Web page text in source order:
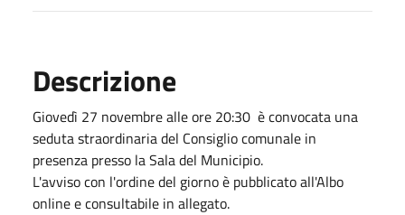
Descrizione
Giovedì 27 novembre alle ore 20:30 è convocata una
seduta straordinaria del Consiglio comunale in
presenza presso la Sala del Municipio.
L'avviso con l'ordine del giorno è pubblicato all'Albo
online e consultabile in allegato.